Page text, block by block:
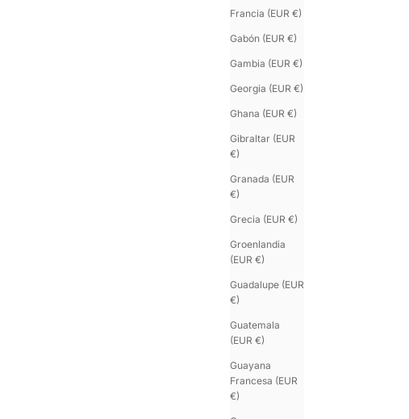
Francia (EUR €)
Gabón (EUR €)
Gambia (EUR €)
Georgia (EUR €)
Ghana (EUR €)
Gibraltar (EUR
€)
Granada (EUR
€)
Grecia (EUR €)
Groenlandia
(EUR €)
Guadalupe (EUR
€)
Guatemala
(EUR €)
Guayana
Francesa (EUR
€)